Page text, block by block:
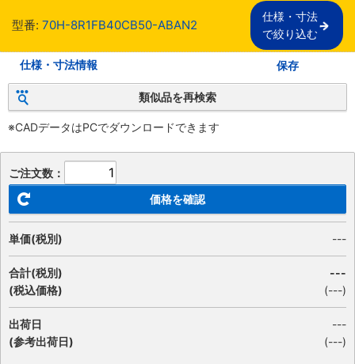
型番: 70H-8R1FB40CB50-ABAN2
仕様・寸法
で絞り込む
仕様・寸法情報 保存
類似品を再検索
※CADデータはPCでダウンロードできます
ご注文数：
価格を確認
単価(税別) ---
合計(税別)
(税込価格)
---
(---)
出荷日
(参考出荷日)
---
(---)